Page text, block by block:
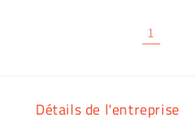
1
Détails de l'entreprise